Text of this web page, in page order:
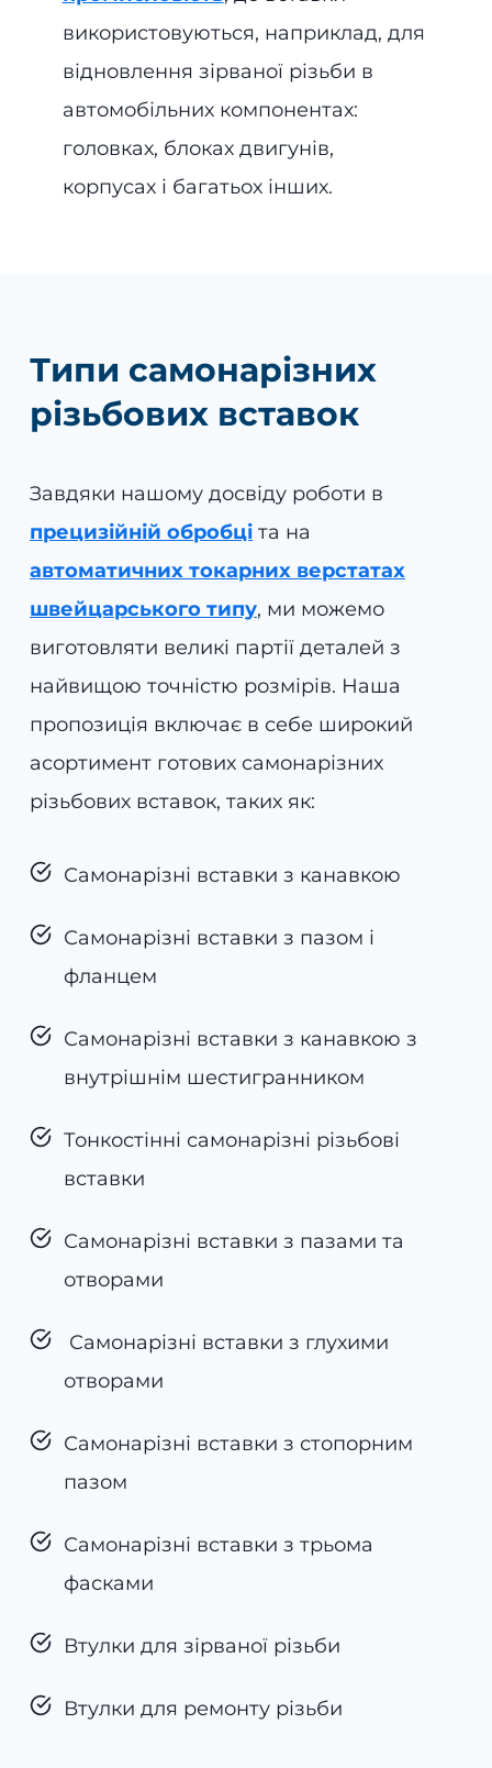
використовуються, наприклад, для
відновлення зірваної різьби в
автомобільних компонентах:
головках, блоках двигунів,
корпусах і багатьох інших.
Типи самонарізних
різьбових вставок
Завдяки нашому досвіду роботи в
прецизійній обробці та на
автоматичних токарних верстатах
швейцарського типу, ми можемо
виготовляти великі партії деталей з
найвищою точністю розмірів. Наша
пропозиція включає в себе широкий
асортимент готових самонарізних
різьбових вставок, таких як:
Самонарізні вставки з канавкою
Самонарізні вставки з пазом і
фланцем
Самонарізні вставки з канавкою з
внутрішнім шестигранником
Тонкостінні самонарізні різьбові
вставки
Самонарізні вставки з пазами та
отворами
Самонарізні вставки з глухими
отворами
Самонарізні вставки з стопорним
пазом
Самонарізні вставки з трьома
фасками
Втулки для зірваної різьби
Втулки для ремонту різьби